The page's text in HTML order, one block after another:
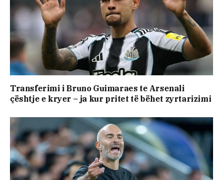
Transferimi i Bruno Guimaraes te Arsenali
çështje e kryer – ja kur pritet të bëhet zyrtarizimi